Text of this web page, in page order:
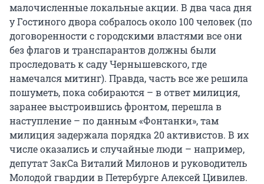
малочисленные локальные акции. В два часа дня
у Гостиного двора собралось около 100 человек (по
договоренности с городскими властями все они
без флагов и транспарантов должны были
проследовать к саду Чернышевского, где
намечался митинг). Правда, часть все же решила
пошуметь, пока собираются – в ответ милиция,
заранее выстроившись фронтом, перешла в
наступление – по данным «Фонтанки», там
милиция задержала порядка 20 активистов. В их
числе оказались и случайные люди – например,
депутат ЗакСа Виталий Милонов и руководитель
Молодой гвардии в Петербурге Алексей Цивилев.